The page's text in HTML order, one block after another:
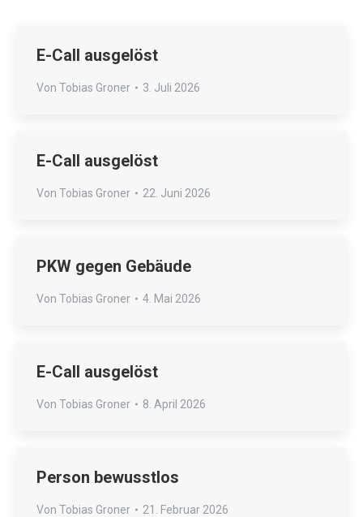
E-Call ausgelöst
Von Tobias Groner 3. Juli 2026
E-Call ausgelöst
Von Tobias Groner 22. Juni 2026
PKW gegen Gebäude
Von Tobias Groner 4. Mai 2026
E-Call ausgelöst
Von Tobias Groner 8. April 2026
Person bewusstlos
Von Tobias Groner 21. Februar 2026